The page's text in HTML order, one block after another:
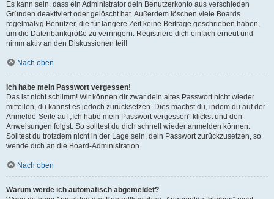
Es kann sein, dass ein Administrator dein Benutzerkonto aus verschieden
Gründen deaktiviert oder gelöscht hat. Außerdem löschen viele Boards
regelmäßig Benutzer, die für längere Zeit keine Beiträge geschrieben haben,
um die Datenbankgröße zu verringern. Registriere dich einfach erneut und
nimm aktiv an den Diskussionen teil!
Nach oben
Ich habe mein Passwort vergessen!
Das ist nicht schlimm! Wir können dir zwar dein altes Passwort nicht wieder
mitteilen, du kannst es jedoch zurücksetzen. Dies machst du, indem du auf der
Anmelde-Seite auf „Ich habe mein Passwort vergessen“ klickst und den
Anweisungen folgst. So solltest du dich schnell wieder anmelden können.
Solltest du trotzdem nicht in der Lage sein, dein Passwort zurückzusetzen, so
wende dich an die Board-Administration.
Nach oben
Warum werde ich automatisch abgemeldet?